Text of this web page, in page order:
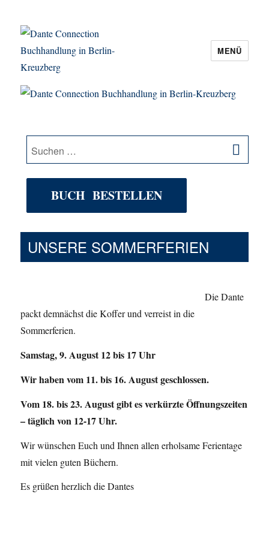
Dante Connection Buchhandlung in
MENÜ
Suche
nach:
BUCH BESTELLEN
UNSERE SOMMERFERIEN
Die Dante
packt demnächst die Koffer und verreist in die
Sommerferien.
Samstag, 9. August 12 bis 17 Uhr
Wir haben vom 11. bis 16. August geschlossen.
Vom 18. bis 23. August gibt es verkürzte Öffnungszeiten
– täglich von 12-17 Uhr.
Wir wünschen Euch und Ihnen allen erholsame Ferientage
mit vielen guten Büchern.
Es grüßen herzlich die Dantes